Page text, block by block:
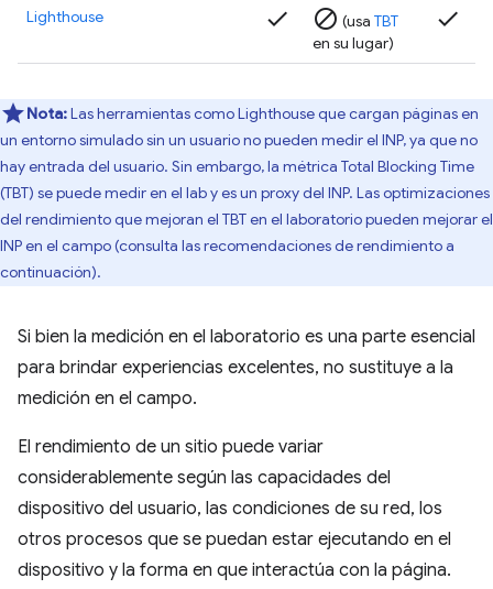
Lighthouse check block (usa TBT
en su lugar)
check
Nota:Las herramientas como Lighthouse que cargan páginas en
un entorno simulado sin un usuario no pueden medir el INP, ya que no
hay entrada del usuario. Sin embargo, la métrica Total Blocking Time
(TBT) se puede medir en el lab y es un proxy del INP. Las optimizaciones
del rendimiento que mejoran el TBT en el laboratorio pueden mejorar el
INP en el campo (consulta las recomendaciones de rendimiento a
continuación).
Si bien la medición en el laboratorio es una parte esencial
para brindar experiencias excelentes, no sustituye a la
medición en el campo.
El rendimiento de un sitio puede variar
considerablemente según las capacidades del
dispositivo del usuario, las condiciones de su red, los
otros procesos que se puedan estar ejecutando en el
dispositivo y la forma en que interactúa con la página.